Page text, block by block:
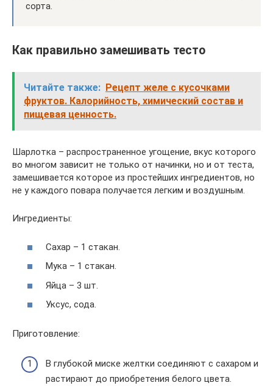
сорта.
Как правильно замешивать тесто
Читайте также: Рецепт желе с кусочками
фруктов. Калорийность, химический состав и
пищевая ценность.
Шарлотка – распространенное угощение, вкус которого
во многом зависит не только от начинки, но и от теста,
замешивается которое из простейших ингредиентов, но
не у каждого повара получается легким и воздушным.
Ингредиенты:
Сахар – 1 стакан.
Мука – 1 стакан.
Яйца – 3 шт.
Уксус, сода.
Приготовление:
В глубокой миске желтки соединяют с сахаром и
растирают до приобретения белого цвета.